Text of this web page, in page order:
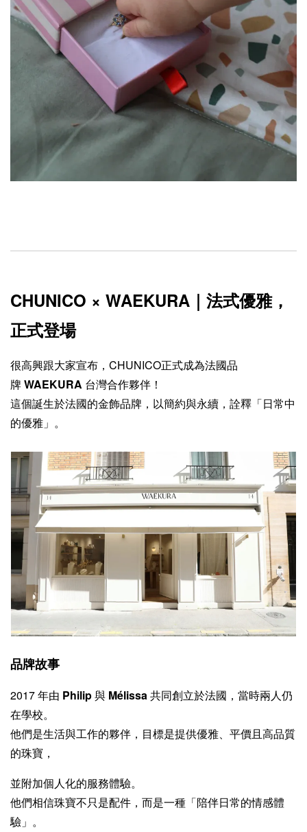
CHUNICO × WAEKURA｜法式優雅，
正式登場
很高興跟大家宣布，CHUNICO正式成為法國品
牌WAEKURA 台灣合作夥伴！
這個誕生於法國的金飾品牌，以簡約與永續，詮釋「日常中
的優雅」。
品牌故事
2017 年由 Philip與 Mélissa共同創立於法國，當時兩人仍
在學校。
他們是生活與工作的夥伴，目標是提供優雅、平價且高品質
的珠寶，
並附加個人化的服務體驗。
他們相信珠寶不只是配件，而是一種「陪伴日常的情感體
驗」。